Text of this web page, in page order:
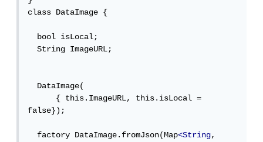
class DataImage {
  bool isLocal;
  String ImageURL;
  DataImage(
      { this.ImageURL, this.isLocal =
false});
  factory DataImage.fromJson(Map
<String